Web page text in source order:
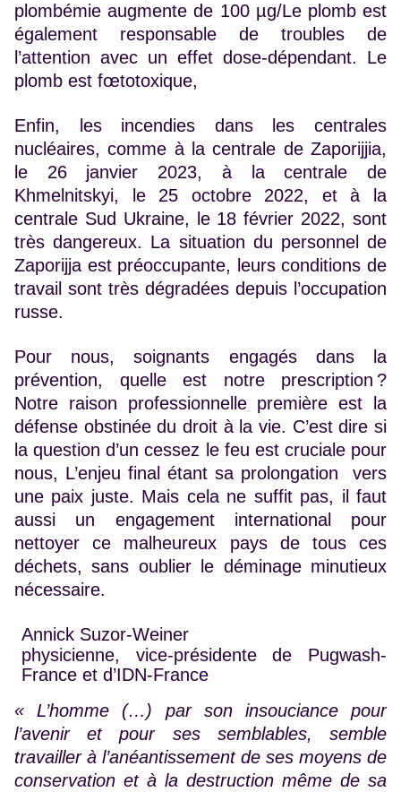
plombémie augmente de 100 µg/Le plomb est
également responsable de troubles de
l’attention avec un effet dose-dépendant. Le
plomb est fœtotoxique,
Enfin, les incendies dans les centrales
nucléaires, comme à la centrale de Zaporijjia,
le 26 janvier 2023, à la centrale de
Khmelnitskyi, le 25 octobre 2022, et à la
centrale Sud Ukraine, le 18 février 2022, sont
très dangereux. La situation du personnel de
Zaporijja est préoccupante, leurs conditions de
travail sont très dégradées depuis l’occupation
russe.
Pour nous, soignants engagés dans la
prévention, quelle est notre prescription ?
Notre raison professionnelle première est la
défense obstinée du droit à la vie. C’est dire si
la question d’un cessez le feu est cruciale pour
nous, L’enjeu final étant sa prolongation vers
une paix juste. Mais cela ne suffit pas, il faut
aussi un engagement international pour
nettoyer ce malheureux pays de tous ces
déchets, sans oublier le déminage minutieux
nécessaire.
Annick Suzor-Weiner
physicienne, vice-présidente de Pugwash-
France et d’IDN-France
« L’homme (…) par son insouciance pour
l’avenir et pour ses semblables, semble
travailler à l’anéantissement de ses moyens de
conservation et à la destruction même de sa